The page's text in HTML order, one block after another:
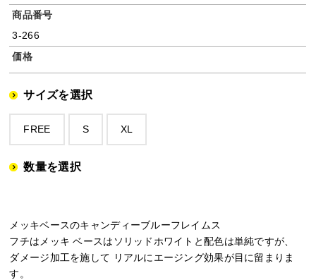
商品番号
3-266
価格
サイズを選択
FREE S XL
数量を選択
メッキベースのキャンディーブルーフレイムス
フチはメッキ ベースはソリッドホワイトと配色は単純ですが、
ダメージ加工を施して リアルにエージング効果が目に留まりま
す。